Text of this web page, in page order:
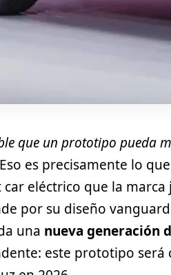
que un prototipo pueda
es precisamente lo
car eléctrico que la
por su diseño
una nueva generación
este prototipo